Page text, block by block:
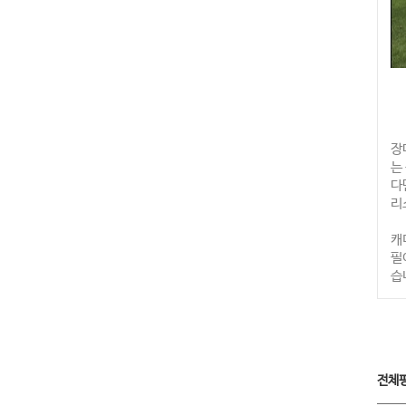
장
는
다
리
캐
필
습
전체